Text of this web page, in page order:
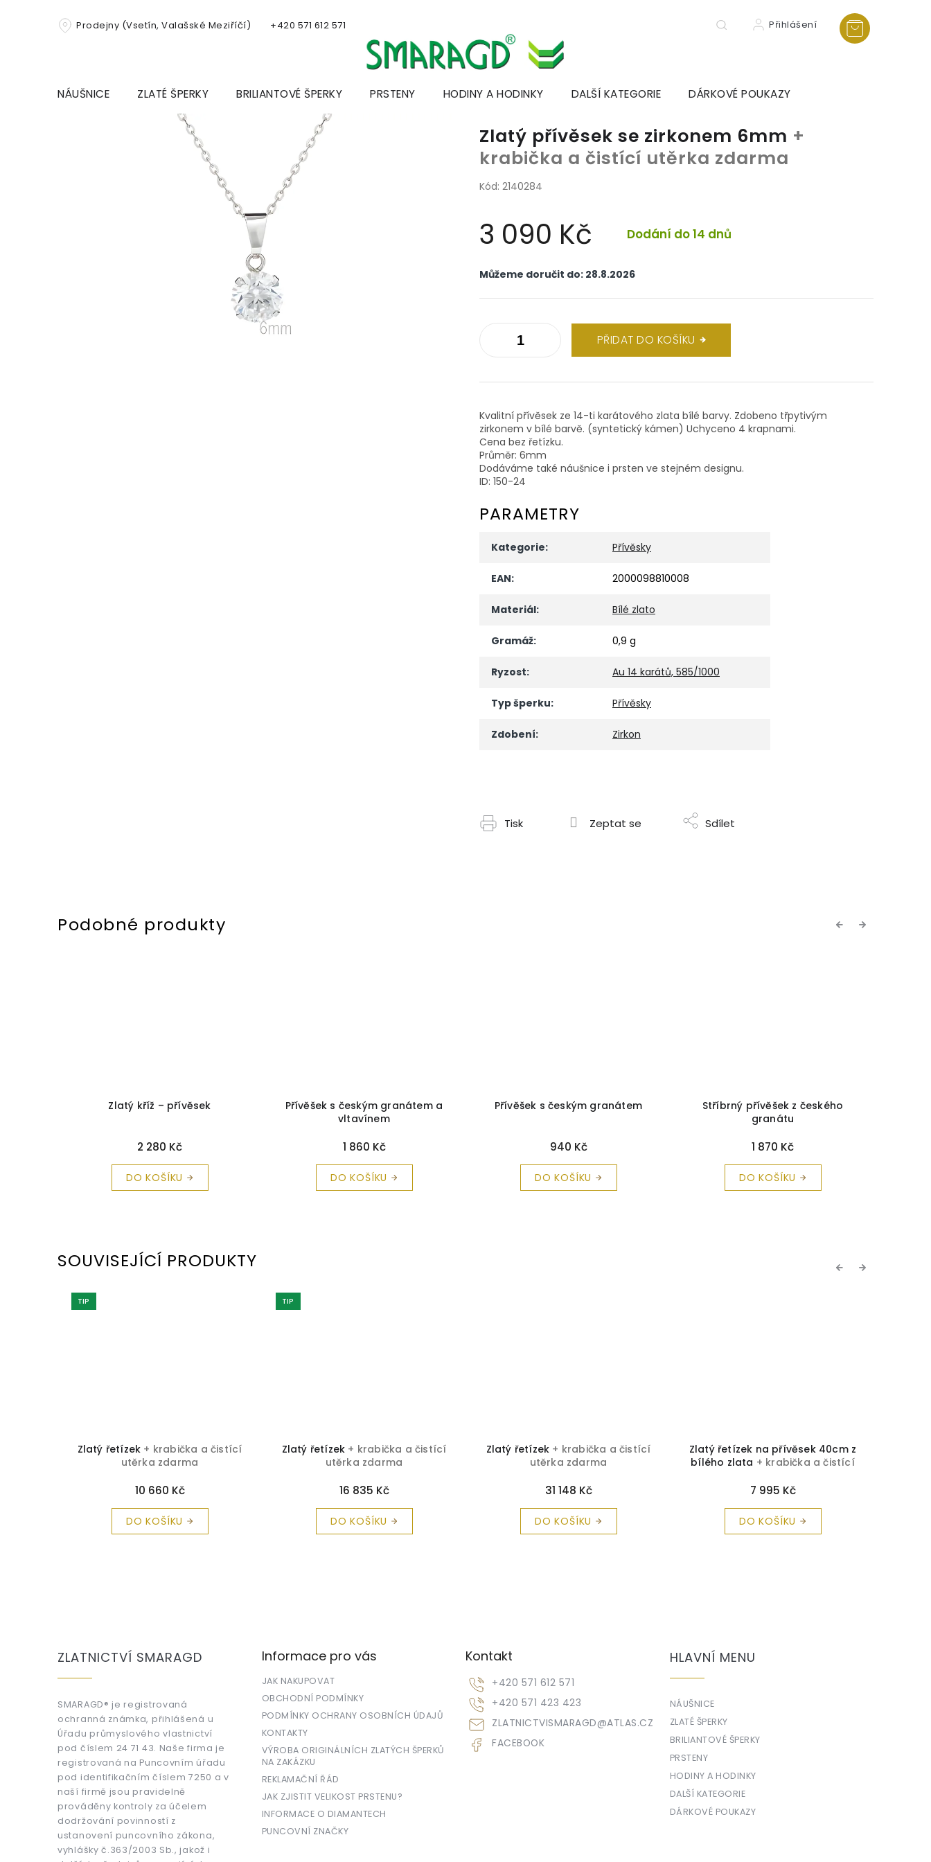
Prodejny (Vsetín, Valašské Meziříčí) +420 571 612 571 Přihlášení
NÁUŠNICE ZLATÉ ŠPERKY BRILIANTOVÉ ŠPERKY PRSTENY HODINY A HODINKY DALŠÍ KATEGORIE DÁRKOVÉ POUKAZY
Zlatý přívěsek se zirkonem 6mm +
krabička a čistící utěrka zdarma
Kód: 2140284
3 090 Kč Dodání do 14 dnů
cena:
Můžeme doručit do: 28.8.2026
PŘIDAT DO KOŠÍKU
Kvalitní přívěsek ze 14-ti karátového zlata bílé barvy. Zdobeno třpytivým
zirkonem v bílé barvě. (syntetický kámen) Uchyceno 4 krapnami.
Cena bez řetízku.
Průměr: 6mm
Dodáváme také náušnice i prsten ve stejném designu.
ID: 150-24
PARAMETRY
Kategorie: Přívěsky
EAN: 2000098810008
Materiál: Bílé zlato
Gramáž: 0,9 g
Ryzost: Au 14 karátů, 585/1000
Typ šperku: Přívěsky
Zdobení: Zirkon
Tisk Zeptat se Sdílet
Previous
Zlatý kříž – přívěsek
2 280 Kč
DO KOŠÍKU
Přívěšek s českým granátem a
vltavínem
1 860 Kč
DO KOŠÍKU
Přívěšek s českým granátem
940 Kč
DO KOŠÍKU
Stříbrný přívěšek z českého
granátu
1 870 Kč
DO KOŠÍKU
Next
SOUVISEJÍCÍ PRODUKTY Previous
TIP
Zlatý řetízek + krabička a čistící
utěrka zdarma
10 660 Kč
DO KOŠÍKU
TIP
Zlatý řetízek + krabička a čistící
utěrka zdarma
16 835 Kč
DO KOŠÍKU
Zlatý řetízek + krabička a čistící
utěrka zdarma
31 148 Kč
DO KOŠÍKU
Zlatý řetízek na přívěsek 40cm z
bílého zlata + krabička a čistící
7 995 Kč
DO KOŠÍKU
Next
ZLATNICTVÍ SMARAGD
SMARAGD® je registrovaná
ochranná známka, přihlášená u
Úřadu průmyslového vlastnictví
pod číslem 24 71 43. Naše firma je
registrovaná na Puncovním úřadu
pod identifikačním číslem 7250 a v
naší firmě jsou pravidelně
prováděny kontroly za účelem
dodržování povinností z
ustanovení puncovního zákona,
vyhlášky č.363/2003 Sb., jakož i
Informace pro vás
JAK NAKUPOVAT
OBCHODNÍ PODMÍNKY
PODMÍNKY OCHRANY OSOBNÍCH ÚDAJŮ
KONTAKTY
VÝROBA ORIGINÁLNÍCH ZLATÝCH ŠPERKŮ
NA ZAKÁZKU
REKLAMAČNÍ ŘÁD
JAK ZJISTIT VELIKOST PRSTENU?
INFORMACE O DIAMANTECH
PUNCOVNÍ ZNAČKY
Kontakt
ZLATNICTVISMARAGD@ATLAS.CZ
+420 571 612 571
+420 571 423 423
FACEBOOK
HLAVNÍ MENU
NÁUŠNICE
ZLATÉ ŠPERKY
BRILIANTOVÉ ŠPERKY
PRSTENY
HODINY A HODINKY
DALŠÍ KATEGORIE
DÁRKOVÉ POUKAZY